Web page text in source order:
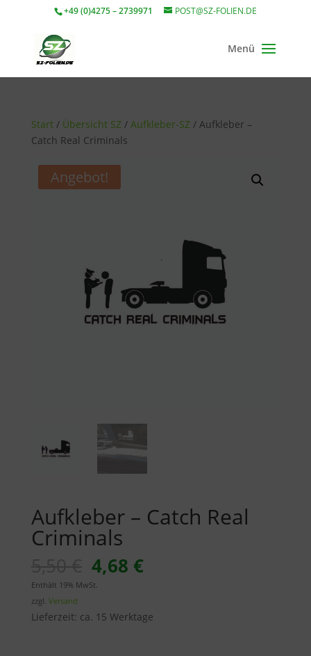
+49 (0)4275 – 2739971 POST@SZ-FOLIEN.DE
Start/ Übersicht SZ/ Aufkleber-SZ/ Aufkleber –
Catch Real Criminals
Angebot!
Aufkleber – Catch Real
Criminals
Ursprünglicher
Preis
5,50 €
4,68 €Aktueller
Preis
4,68 €.
Enthält 19% MwSt.
zzgl. Versand
Lieferzeit: ca. 15 Werktage